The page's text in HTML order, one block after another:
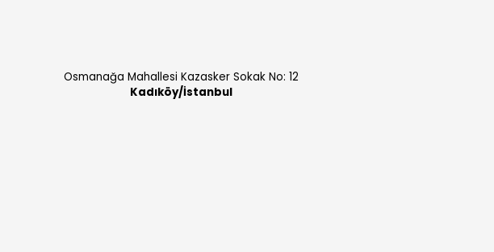
Osmanağa Mahallesi Kazasker Sokak No: 12
Kadıköy/İstanbul